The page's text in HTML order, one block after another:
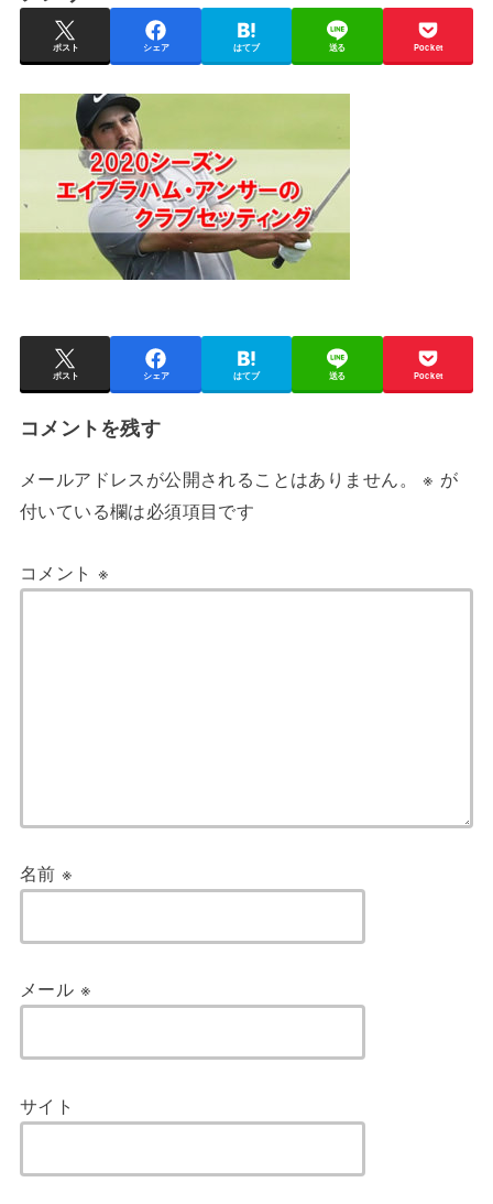
ポスト シェア はてブ 送る Pocket
ポスト シェア はてブ 送る Pocket
コメントを残す
メールアドレスが公開されることはありません。 ※ が
付いている欄は必須項目です
コメント ※
名前※
メール ※
サイト